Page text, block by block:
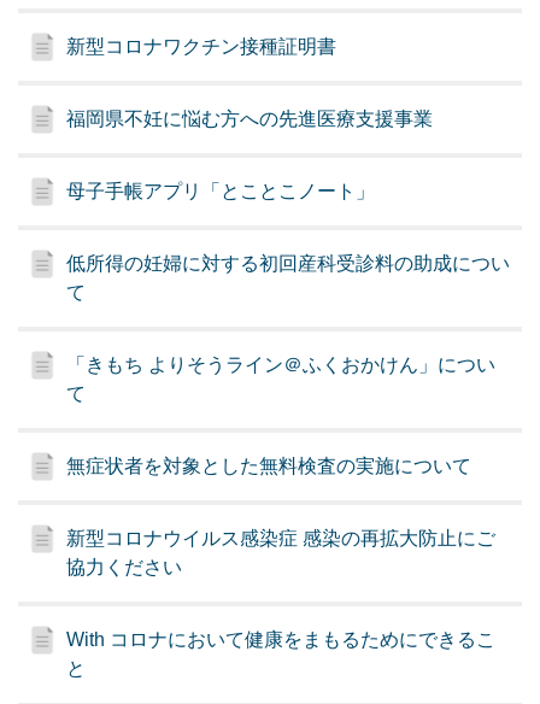
新型コロナワクチン接種証明書
福岡県不妊に悩む方への先進医療支援事業
母子手帳アプリ「とことこノート」
低所得の妊婦に対する初回産科受診料の助成につい
て
「きもち よりそうライン＠ふくおかけん」につい
て
無症状者を対象とした無料検査の実施について
新型コロナウイルス感染症 感染の再拡大防止にご
協力ください
With コロナにおいて健康をまもるためにできるこ
と